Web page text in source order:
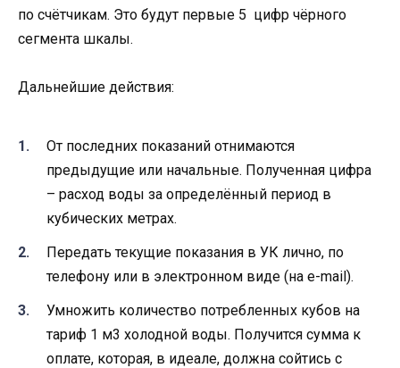
по счётчикам. Это будут первые 5 цифр чёрного
сегмента шкалы.
Дальнейшие действия:
От последних показаний отнимаются
предыдущие или начальные. Полученная цифра
– расход воды за определённый период в
кубических метрах.
Передать текущие показания в УК лично, по
телефону или в электронном виде (на e-mail).
Умножить количество потребленных кубов на
тариф 1 м3 холодной воды. Получится сумма к
оплате, которая, в идеале, должна сойтись с